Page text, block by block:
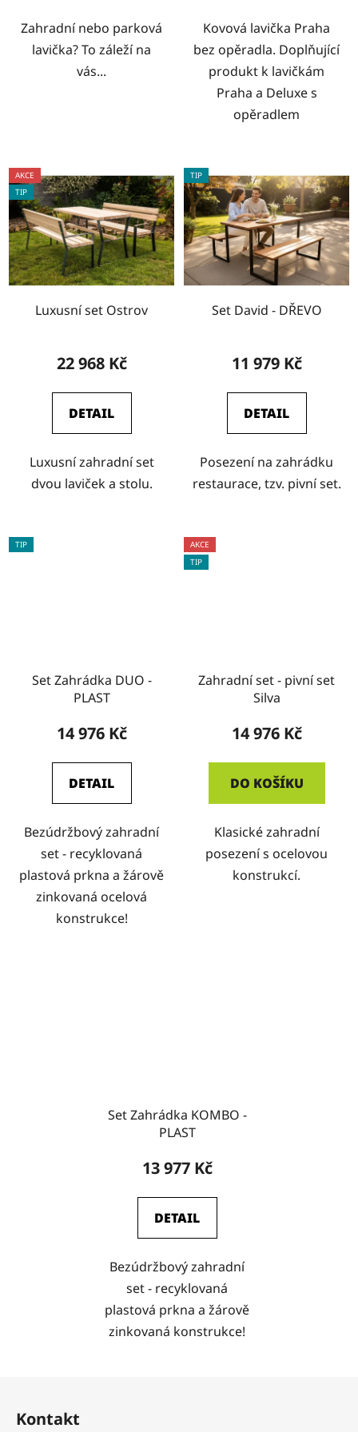
Zahradní nebo parková
lavička? To záleží na
vás...
Kovová lavička Praha
bez opěradla. Doplňující
produkt k lavičkám
Praha a Deluxe s
opěradlem
AKCE
TIP
Luxusní set Ostrov
22 968 Kč
DETAIL
Luxusní zahradní set
dvou laviček a stolu.
TIP
Set David - DŘEVO
11 979 Kč
DETAIL
Posezení na zahrádku
restaurace, tzv. pivní set.
TIP
Set Zahrádka DUO -
PLAST
14 976 Kč
DETAIL
Bezúdržbový zahradní
set - recyklovaná
plastová prkna a žárově
zinkovaná ocelová
konstrukce!
AKCE
TIP
Zahradní set - pivní set
Silva
14 976 Kč
DO KOŠÍKU
Klasické zahradní
posezení s ocelovou
konstrukcí.
Set Zahrádka KOMBO -
PLAST
13 977 Kč
DETAIL
Bezúdržbový zahradní
set - recyklovaná
plastová prkna a žárově
zinkovaná konstrukce!
Kontakt